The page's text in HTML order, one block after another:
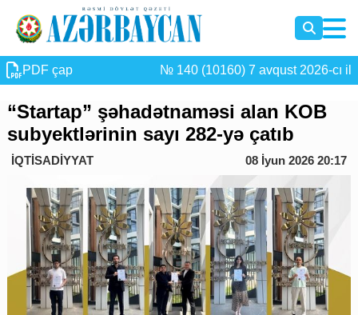
PDF çap № 140 (10160) 7 avqust 2026-cı il
“Startap” şəhadətnaməsi alan KOB
subyektlərinin sayı 282-yə çatıb
İQTİSADİYYAT 08 İyun 2026 20:17